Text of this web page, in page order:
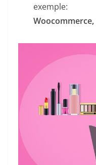
exemple:
Woocommerce,